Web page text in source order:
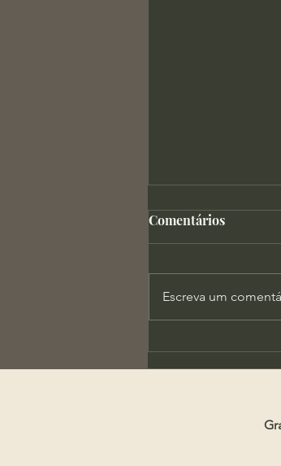
X-Men
Importância da
Comentários
Escreva um